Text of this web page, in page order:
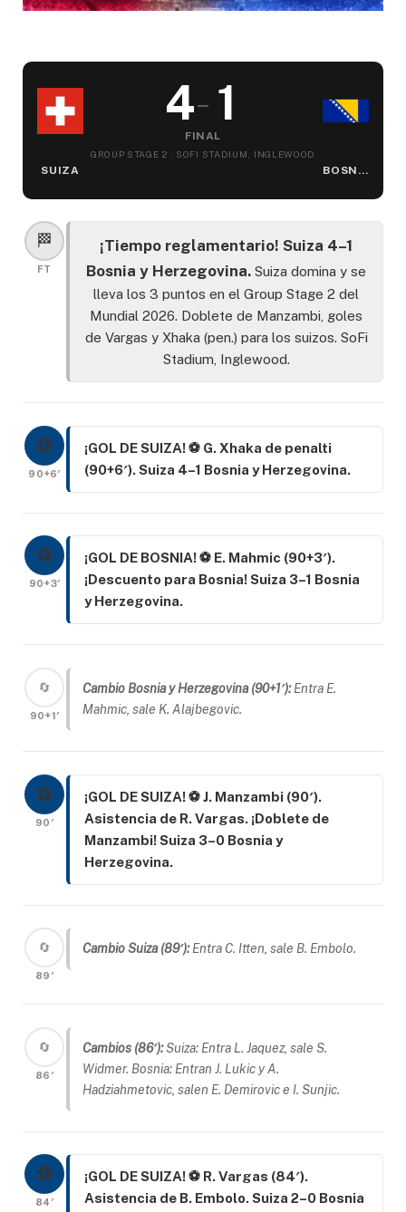
SUIZA
4– 1
FINAL
GROUP STAGE 2 · SOFI STADIUM, INGLEWOOD
BOSNIA Y HERZEGOVINA
🏁
FT
¡Tiempo reglamentario! Suiza 4–1
Bosnia y Herzegovina. Suiza domina y se
lleva los 3 puntos en el Group Stage 2 del
Mundial 2026. Doblete de Manzambi, goles
de Vargas y Xhaka (pen.) para los suizos. SoFi
Stadium, Inglewood.
⚽
90+6′
¡GOL DE SUIZA! ⚽ G. Xhaka de penalti
(90+6′). Suiza 4–1 Bosnia y Herzegovina.
⚽
90+3′
¡GOL DE BOSNIA! ⚽ E. Mahmic (90+3′).
¡Descuento para Bosnia! Suiza 3–1 Bosnia
y Herzegovina.
🔄
90+1′
Cambio Bosnia y Herzegovina (90+1′):Entra E.
Mahmic, sale K. Alajbegovic.
⚽
90′
¡GOL DE SUIZA! ⚽ J. Manzambi (90′).
Asistencia de R. Vargas. ¡Doblete de
Manzambi! Suiza 3–0 Bosnia y
Herzegovina.
🔄
89′
Cambio Suiza (89′):Entra C. Itten, sale B. Embolo.
🔄
86′
Cambios (86′):Suiza: Entra L. Jaquez, sale S.
Widmer. Bosnia: Entran J. Lukic y A.
Hadziahmetovic, salen E. Demirovic e I. Sunjic.
⚽
84′
¡GOL DE SUIZA! ⚽ R. Vargas (84′).
Asistencia de B. Embolo. Suiza 2–0 Bosnia